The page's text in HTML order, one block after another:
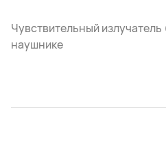
Чувствительный
наушнике